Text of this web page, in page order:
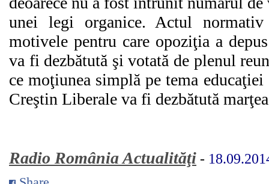
unei legi organice. Actul
motivele pentru care opoziţia a
va fi dezbătută şi votată de plenul
ce moţiunea simplă pe tema
Creştin Liberale va fi dezbătută
Radio România Actualităţi -